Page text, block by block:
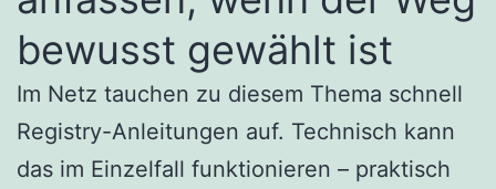
bewusst gewählt ist
Im Netz tauchen zu diesem Thema schnell
Registry-Anleitungen auf. Technisch kann
das im Einzelfall funktionieren – praktisch